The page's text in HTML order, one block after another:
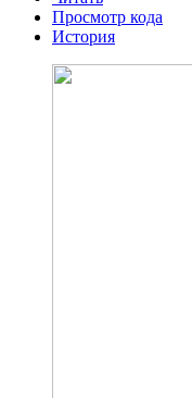
Просмотр кода
История